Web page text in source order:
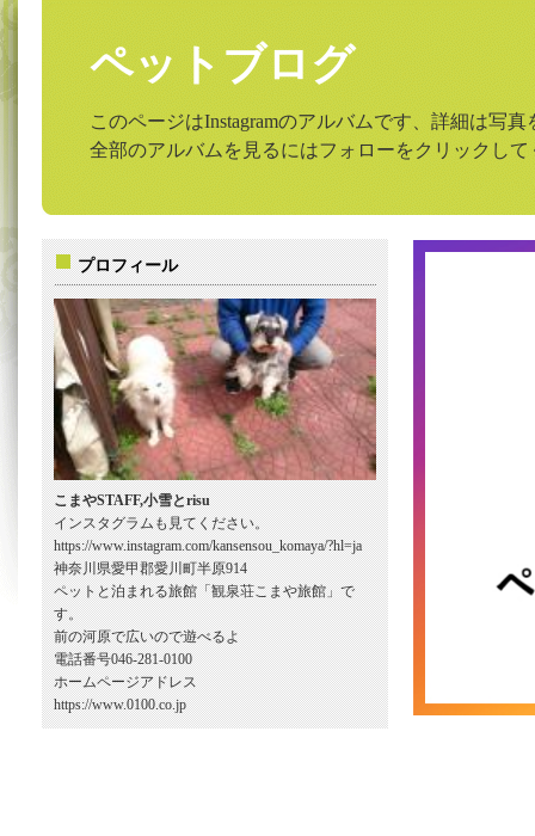
ペットブログ
このページはInstagramのアルバムです、詳細は写
全部のアルバムを見るにはフォローをクリックして
プロフィール
こまやSTAFF,小雪とrisu
インスタグラムも見てください。
https://www.instagram.com/kansensou_komaya/?hl=ja
神奈川県愛甲郡愛川町半原914
ペットと泊まれる旅館「観泉荘こまや旅館」で
す。
前の河原で広いので遊べるよ
電話番号046-281-0100
ホームページアドレス
https://www.0100.co.jp